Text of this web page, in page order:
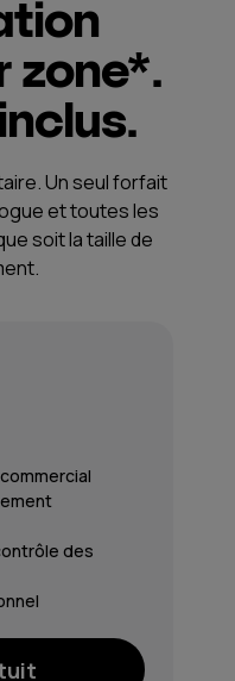
zone*.
des
Un seul forfait
et toutes les
soit la taille de